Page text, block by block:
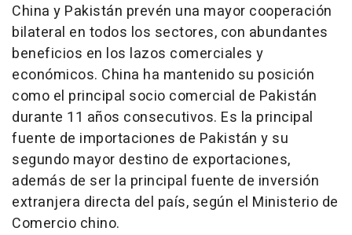
China y Pakistán prevén una mayor cooperación
bilateral en todos los sectores, con abundantes
beneficios en los lazos comerciales y
económicos. China ha mantenido su posición
como el principal socio comercial de Pakistán
durante 11 años consecutivos. Es la principal
fuente de importaciones de Pakistán y su
segundo mayor destino de exportaciones,
además de ser la principal fuente de inversión
extranjera directa del país, según el Ministerio de
Comercio chino.